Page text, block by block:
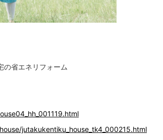
の省エネリフォーム
jutakukentiku_house_tk4_000215.html